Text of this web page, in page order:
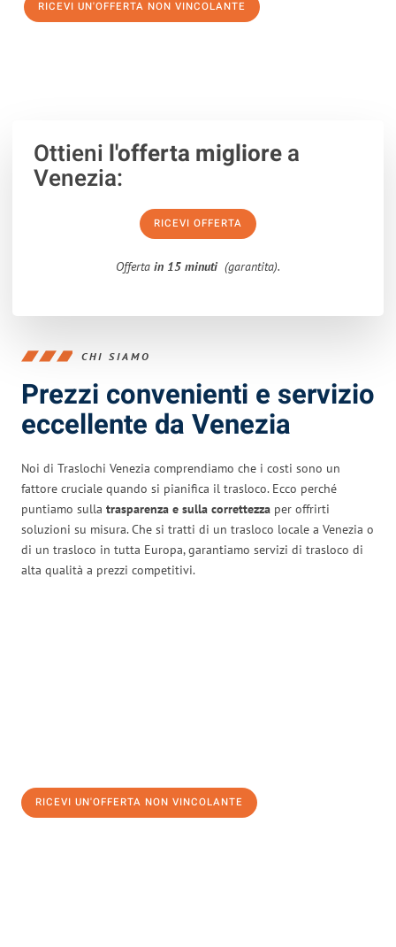
RICEVI UN'OFFERTA NON VINCOLANTE
Ottieni l'offerta migliorea
Venezia:
RICEVI OFFERTA
Offerta in 15 minuti (garantita).
CHI SIAMO
Prezzi convenienti e servizio
eccellente da Venezia
Noi di Traslochi Venezia comprendiamo che i costi sono un
fattore cruciale quando si pianifica il trasloco. Ecco perché
puntiamo sulla trasparenza e sulla correttezza per offrirti
soluzioni su misura. Che si tratti di un trasloco locale a Venezia o
di un trasloco in tutta Europa, garantiamo servizi di trasloco di
alta qualità a prezzi competitivi.
RICEVI UN'OFFERTA NON VINCOLANTE